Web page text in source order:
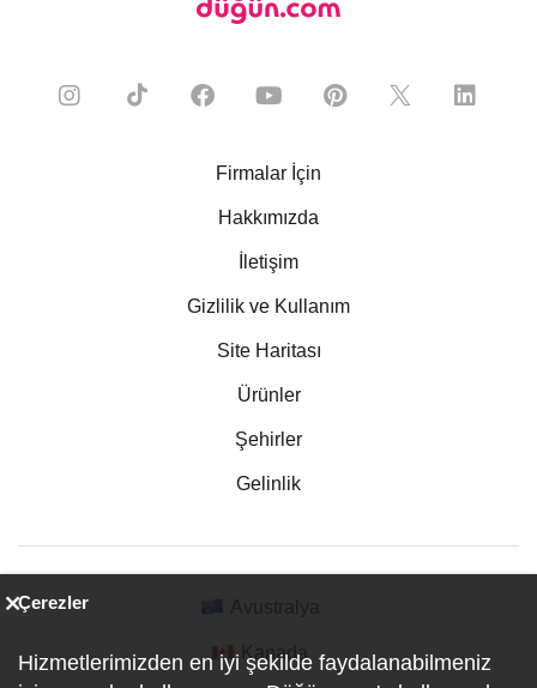
Firmalar İçin
Hakkımızda
İletişim
Gizlilik ve Kullanım
Site Haritası
Ürünler
Şehirler
Gelinlik
Kanada
Çerezler
Hizmetlerimizden en iyi şekilde faydalanabilmeniz